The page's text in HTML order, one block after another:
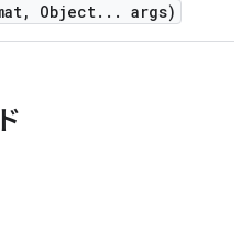
, Object. . . args)